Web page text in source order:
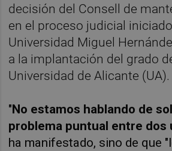
decisión del Consell de
en el proceso judicial
Universidad Miguel
a la implantación del grado
Universidad de Alicante (UA).
"No estamos hablando de
problema puntual entre dos
ha manifestado, sino de que